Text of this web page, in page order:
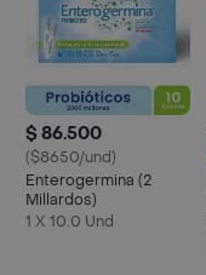
$ 86.500
($8650/und)
Enterogermina (2
Millardos)
1 X 10.0 Und